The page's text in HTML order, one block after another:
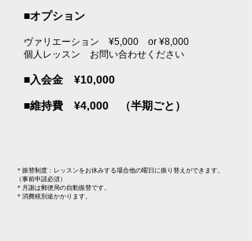
■オプション
ヴァリエーション ¥5,000 or ¥8,000
​個人レッスン お問い合わせください
■入会金 ¥10,000
■維持費 ¥4,000 （半期ごと）
＊振替制度：レッスンをお休みする場合他の曜日に振り替えができます。
（事前申請必須）
​＊月謝は郵便局の自動振替です。
＊消費税別途かかります。